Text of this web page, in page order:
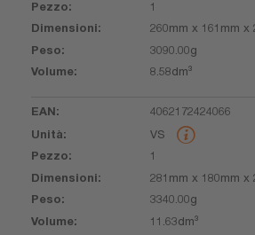
1
260mm x 161mm x
3090.00g
8.58dm³
4062172424066
VS
1
281mm x 180mm x
3340.00g
11.63dm³